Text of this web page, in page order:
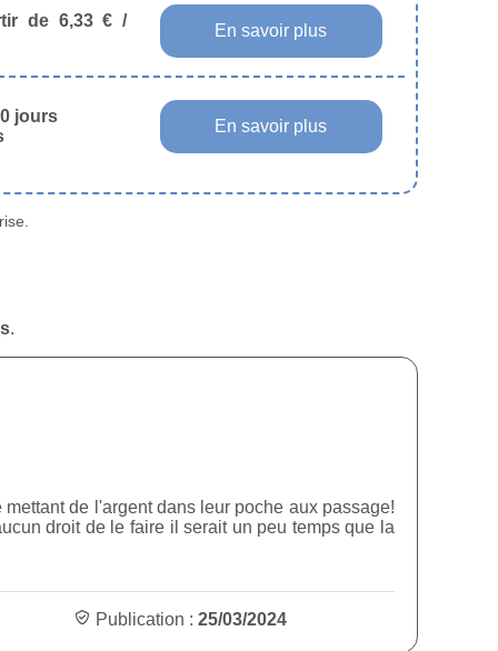
de 6,33 € /
En savoir plus
jours
En savoir plus
.
de l'argent dans leur poche aux passage!
droit de le faire il serait un peu temps que la
Publication : 25/03/2024